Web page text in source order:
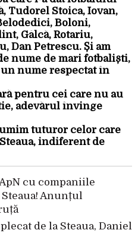
Tudorel Stoica, Iovan,
Boloni,
Gâlcă, Rotariu,
Dan Petrescu. Și am
nume de mari fotbaliști,
nume respectat în
pentru cei care nu au
adevărul învinge
tuturor celor care
indiferent de
cu companiile
Anunțul
de la Steaua, Daniel